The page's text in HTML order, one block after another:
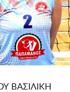
ΒΑΣΙΛΙΚΗ